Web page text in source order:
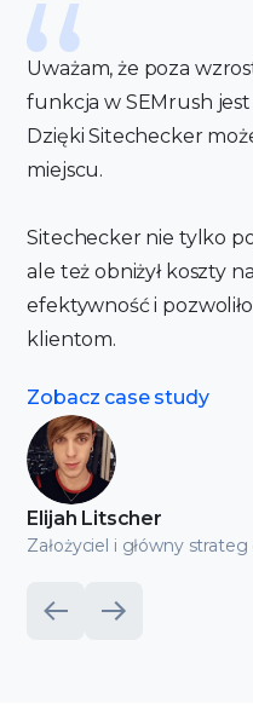
Uważam, że poza
funkcja w SEMrush
Dzięki Sitechecker
miejscu.
Sitechecker nie tylko
ale też obniżył koszty
efektywność i
klientom.
Zobacz case study
Elijah Litscher
Założyciel i główny